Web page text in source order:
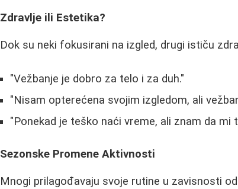
Zdravlje ili Estetika?
Dok su neki fokusirani na izgled, drugi ističu
"Vežbanje je dobro za telo i za duh."
"Nisam opterećena svojim izgledom, ali
"Ponekad je teško naći vreme, ali znam da mi
Sezonske Promene Aktivnosti
Mnogi prilagođavaju svoje rutine u zavisnosti